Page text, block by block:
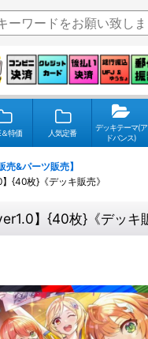
＆特価 人気定番
デッキテーマ(ア
ドバンス)
売&パーツ販売】
{40枚}《デッキ販売》
】{40枚}《デッキ